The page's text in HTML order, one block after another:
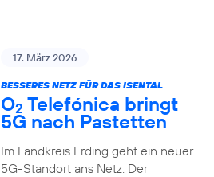
17. März 2026
BESSERES NETZ FÜR DAS ISENTAL
O2 Telefónica bringt
5G nach Pastetten
Im Landkreis Erding geht ein neuer
5G-Standort ans Netz: Der